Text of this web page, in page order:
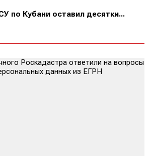
по Кубани оставил десятки...